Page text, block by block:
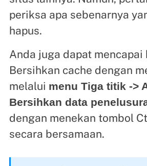
periksa apa sebenarnya
hapus.
Anda juga dapat mencapai
Bersihkan cache dengan
melalui menu Tiga titik ->
Bersihkan data
dengan menekan tombol
secara bersamaan.